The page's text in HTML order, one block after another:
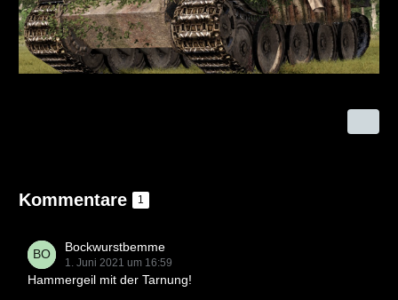
Kommentare 1
Bockwurstbemme
1. Juni 2021 um 16:59
Hammergeil mit der Tarnung!